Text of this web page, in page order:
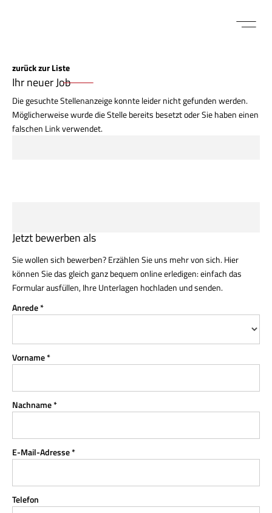
zurück zur Liste
Ihr neuer Job
Die gesuchte Stellenanzeige konnte leider nicht gefunden werden.
Möglicherweise wurde die Stelle bereits besetzt oder Sie haben einen
falschen Link verwendet.
Jetzt bewerben als
Sie wollen sich bewerben? Erzählen Sie uns mehr von sich. Hier
können Sie das gleich ganz bequem online erledigen: einfach das
Formular ausfüllen, Ihre Unterlagen hochladen und senden.
Anrede *
Vorname *
Nachname *
E-Mail-Adresse *
Telefon